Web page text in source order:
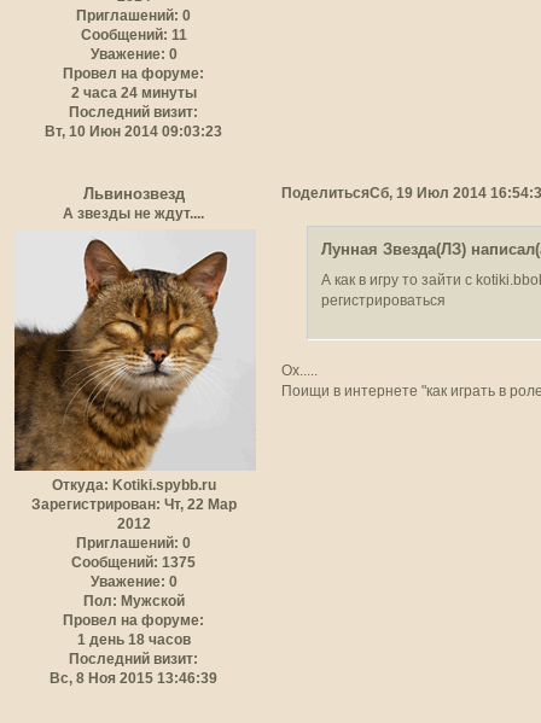
Приглашений: 0
Сообщений: 11
Уважение: 0
Провел на форуме:
2 часа 24 минуты
Последний визит:
Вт, 10 Июн 2014 09:03:23
ПоделитьсяСб, 19 Июл 2014
Львинозвезд
А звезды не ждут....
Откуда: Kotiki.spybb.ru
Зарегистрирован: Чт, 22 Мар
2012
Приглашений: 0
Сообщений: 1375
Уважение: 0
Пол: Мужской
Провел на форуме:
1 день 18 часов
Последний визит:
Вс, 8 Ноя 2015 13:46:39
Лунная Звезда(ЛЗ)
А как в игру то зайти с
регистрироваться
Ох.....
Поищи в интернете "как играть в